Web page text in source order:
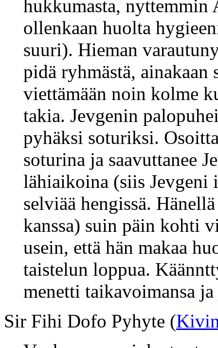
hukkumasta,
ollenkaan huolta
suuri). Hieman
pidä ryhmästä,
viettämään noin kolme
takia. Jevgenin
pyhäksi soturiksi.
soturina ja saavuttanee
lähiaikoina (siis Jevgeni
selviää hengissä.
kanssa) suin päin kohti
usein, että hän makaa
taistelun loppua.
menetti taikavoimansa
Sir Fihi Dofo Pyhyte (